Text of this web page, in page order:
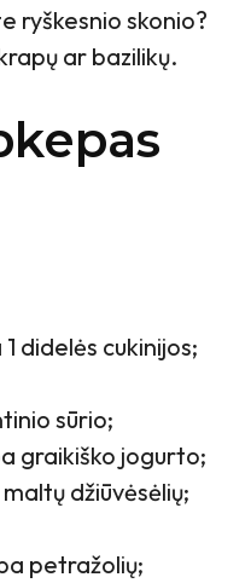
ryškesnio skonio?
ar bazilikų.
didelės cukinijos;
sūrio;
graikiško jogurto;
džiūvėsėlių;
petražolių;